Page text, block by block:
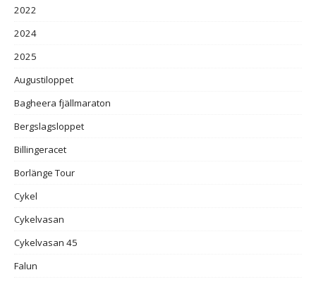
2022
2024
2025
Augustiloppet
Bagheera fjällmaraton
Bergslagsloppet
Billingeracet
Borlänge Tour
Cykel
Cykelvasan
Cykelvasan 45
Falun